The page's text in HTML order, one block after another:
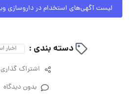
لیست آگهی‌های استخدام در داروسازی
دسته بندی : اخبار
اشتراک گذاری
بدون دیدگاه